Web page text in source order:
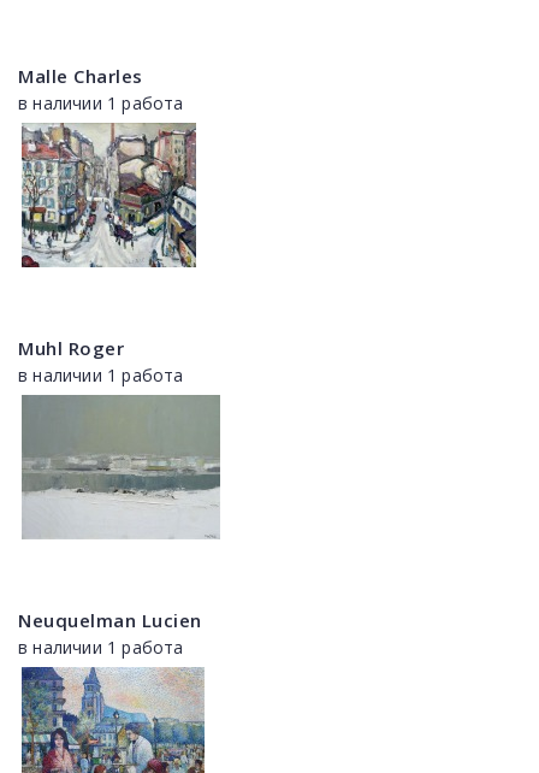
Malle Charles
в наличии 1 работа
Muhl Roger
в наличии 1 работа
Neuquelman Lucien
в наличии 1 работа